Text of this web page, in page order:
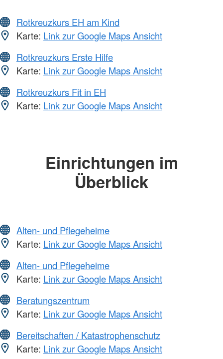
Rotkreuzkurs EH am Kind
Karte: Link zur Google Maps Ansicht
Rotkreuzkurs Erste Hilfe
Karte: Link zur Google Maps Ansicht
Rotkreuzkurs Fit in EH
Karte: Link zur Google Maps Ansicht
Einrichtungen im
Überblick
Alten- und Pflegeheime
Karte: Link zur Google Maps Ansicht
Alten- und Pflegeheime
Karte: Link zur Google Maps Ansicht
Beratungszentrum
Karte: Link zur Google Maps Ansicht
Bereitschaften / Katastrophenschutz
Karte: Link zur Google Maps Ansicht